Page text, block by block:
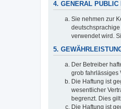
4. GENERAL PUBLIC
Sie nehmen zur
verwendet wird.
5.
Der Betreiber
grob fahrlässiges
Die Haftung ist
wesentlicher
begrenzt. Dies
Die Haftung ist